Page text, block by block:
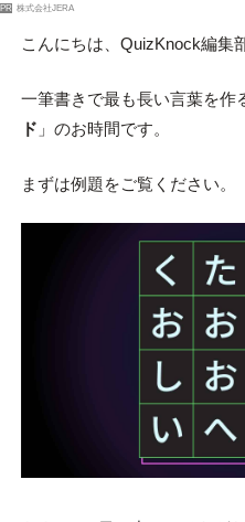
PR 株式会社JERA
こんにちは、QuizKnock編集
一筆書きで最も長い言葉を作
ド 」のお時間です。
まずは例題をご覧ください。